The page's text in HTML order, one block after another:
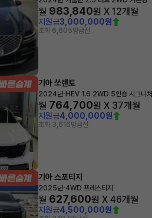
월 983,840원 X 12개월
지원금3,000,000원
조회 6,605방금전
기아 쏘렌토
2024년· HEV 1.6 2WD 5인승 시그니처
월 764,700원 X 37개월
지원금4,000,000원
조회 3,616방금전
기아 스포티지
2025년·4WD 프레스티지
월 627,600원 X 46개월
지원금4,500,000원